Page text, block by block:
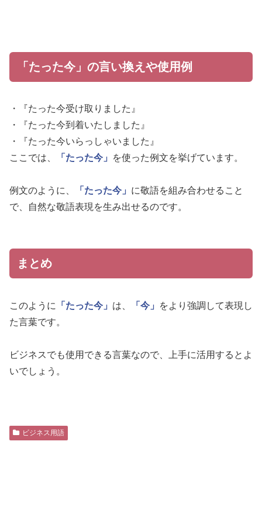
「たった今」の言い換えや使用例
・『たった今受け取りました』
・『たった今到着いたしました』
・『たった今いらっしゃいました』
ここでは、
「たった今」 を使った例文を挙げています。
例文のように、 「たった今」 に敬語を組み合わせること
で、自然な敬語表現を生み出せるのです。
まとめ
このように 「たった今」 は、 「今」
をより強調して表現し
た言葉です。
ビジネスでも使用できる言葉なので、上手に活用するとよ
いでしょう。
ビジネス用語